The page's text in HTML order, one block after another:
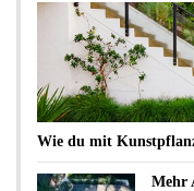
Wie du mit
Mehr